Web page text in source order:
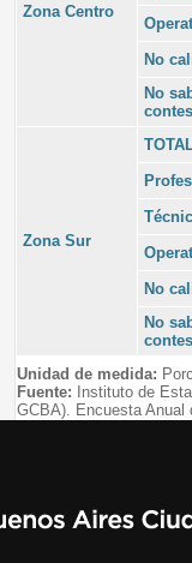
Zona Centro
No
No
Zona Sur
No
No
Unidad de medida:
Fuente: Instituto de
GCBA). Encuesta Anual